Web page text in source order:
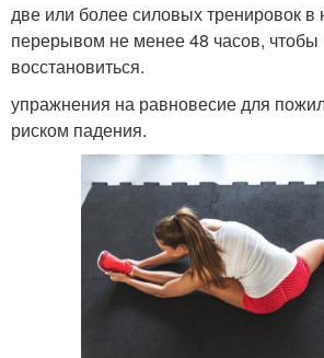
две или более силовых тренировок в
перерывом не менее 48 часов,
восстановиться.
упражнения на равновесие для
риском падения.